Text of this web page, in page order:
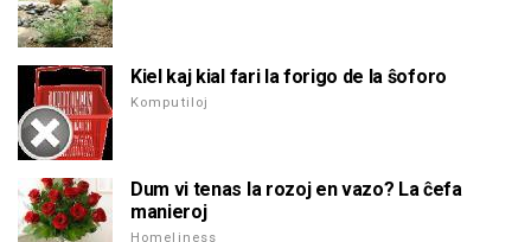
Kiel kaj kial fari la forigo de la ŝoforo
Komputiloj
Dum vi tenas la rozoj en vazo? La ĉefa
manieroj
Homeliness